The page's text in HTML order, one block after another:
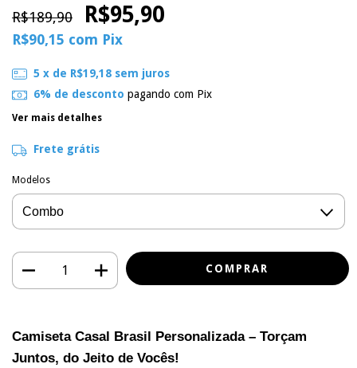
R$189,90 R$95,90
R$90,15 com Pix
5 x de R$19,18 sem juros
6% de desconto pagando com Pix
Ver mais detalhes
Frete grátis
Modelos
Camiseta Casal Brasil Personalizada – Torçam
Juntos, do Jeito de Vocês!